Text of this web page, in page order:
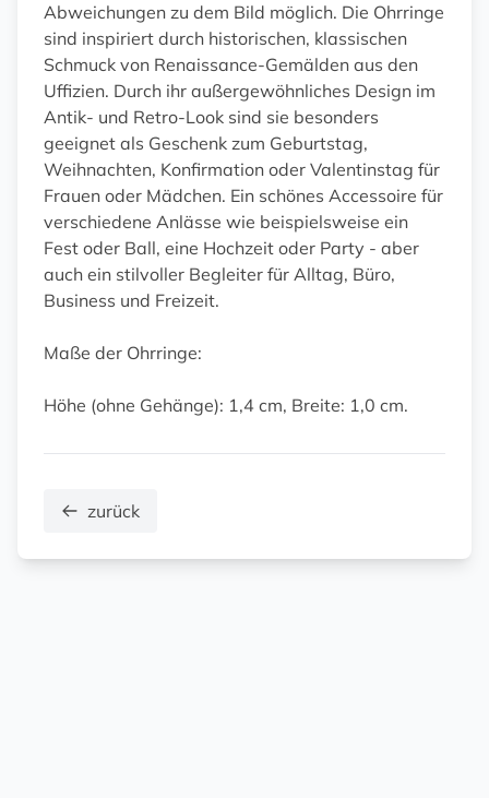
Abweichungen zu dem Bild möglich. Die Ohrringe
sind inspiriert durch historischen, klassischen
Schmuck von Renaissance-Gemälden aus den
Uffizien. Durch ihr außergewöhnliches Design im
Antik- und Retro-Look sind sie besonders
geeignet als Geschenk zum Geburtstag,
Weihnachten, Konfirmation oder Valentinstag für
Frauen oder Mädchen. Ein schönes Accessoire für
verschiedene Anlässe wie beispielsweise ein
Fest oder Ball, eine Hochzeit oder Party - aber
auch ein stilvoller Begleiter für Alltag, Büro,
Business und Freizeit.
Maße der Ohrringe:
Höhe (ohne Gehänge): 1,4 cm, Breite: 1,0 cm.
zurück